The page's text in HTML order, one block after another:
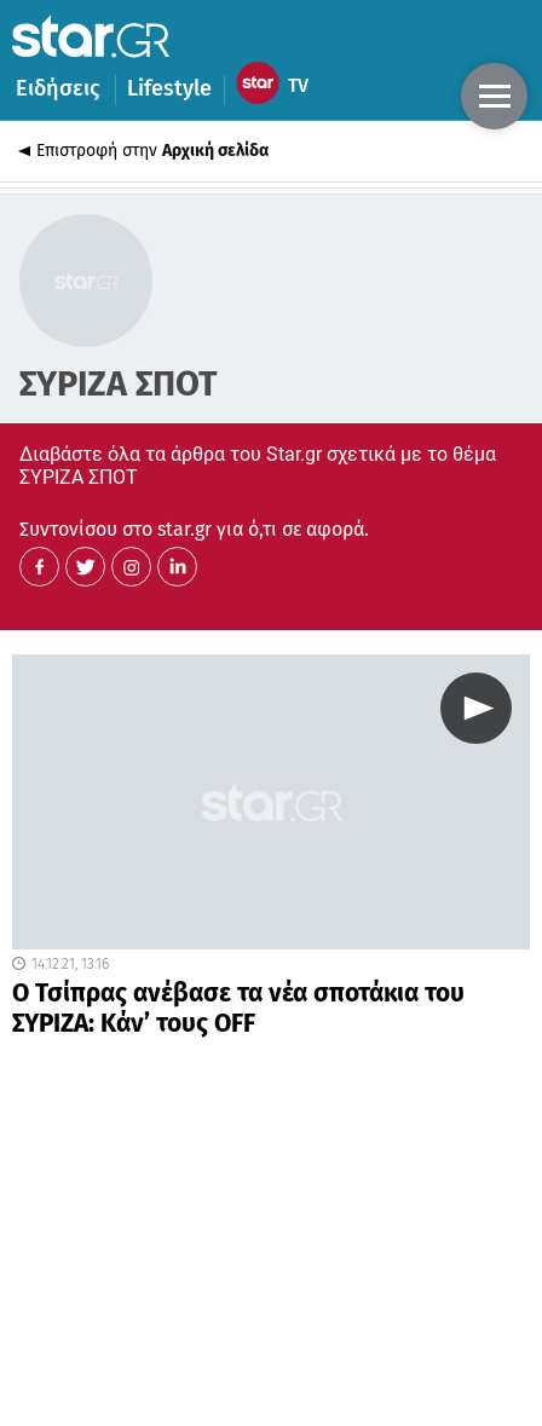
Ειδήσεις Lifestyle
Επιστροφή στην Αρχική σελίδα
ΣΥΡΙΖΑ ΣΠΟΤ
Διαβάστε όλα τα άρθρα του Star.gr σχετικά με το θέμα
ΣΥΡΙΖΑ ΣΠΟΤ
Συντονίσου στο star.gr για ό,τι σε αφορά.
14.12.21, 13:16
Ο Τσίπρας ανέβασε τα νέα σποτάκια του
ΣΥΡΙΖΑ: Κάν’ τους OFF